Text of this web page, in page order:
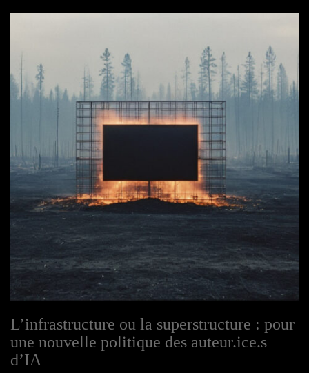
L’infrastructure ou la superstructure : pour
une nouvelle politique des auteur.ice.s
d’IA